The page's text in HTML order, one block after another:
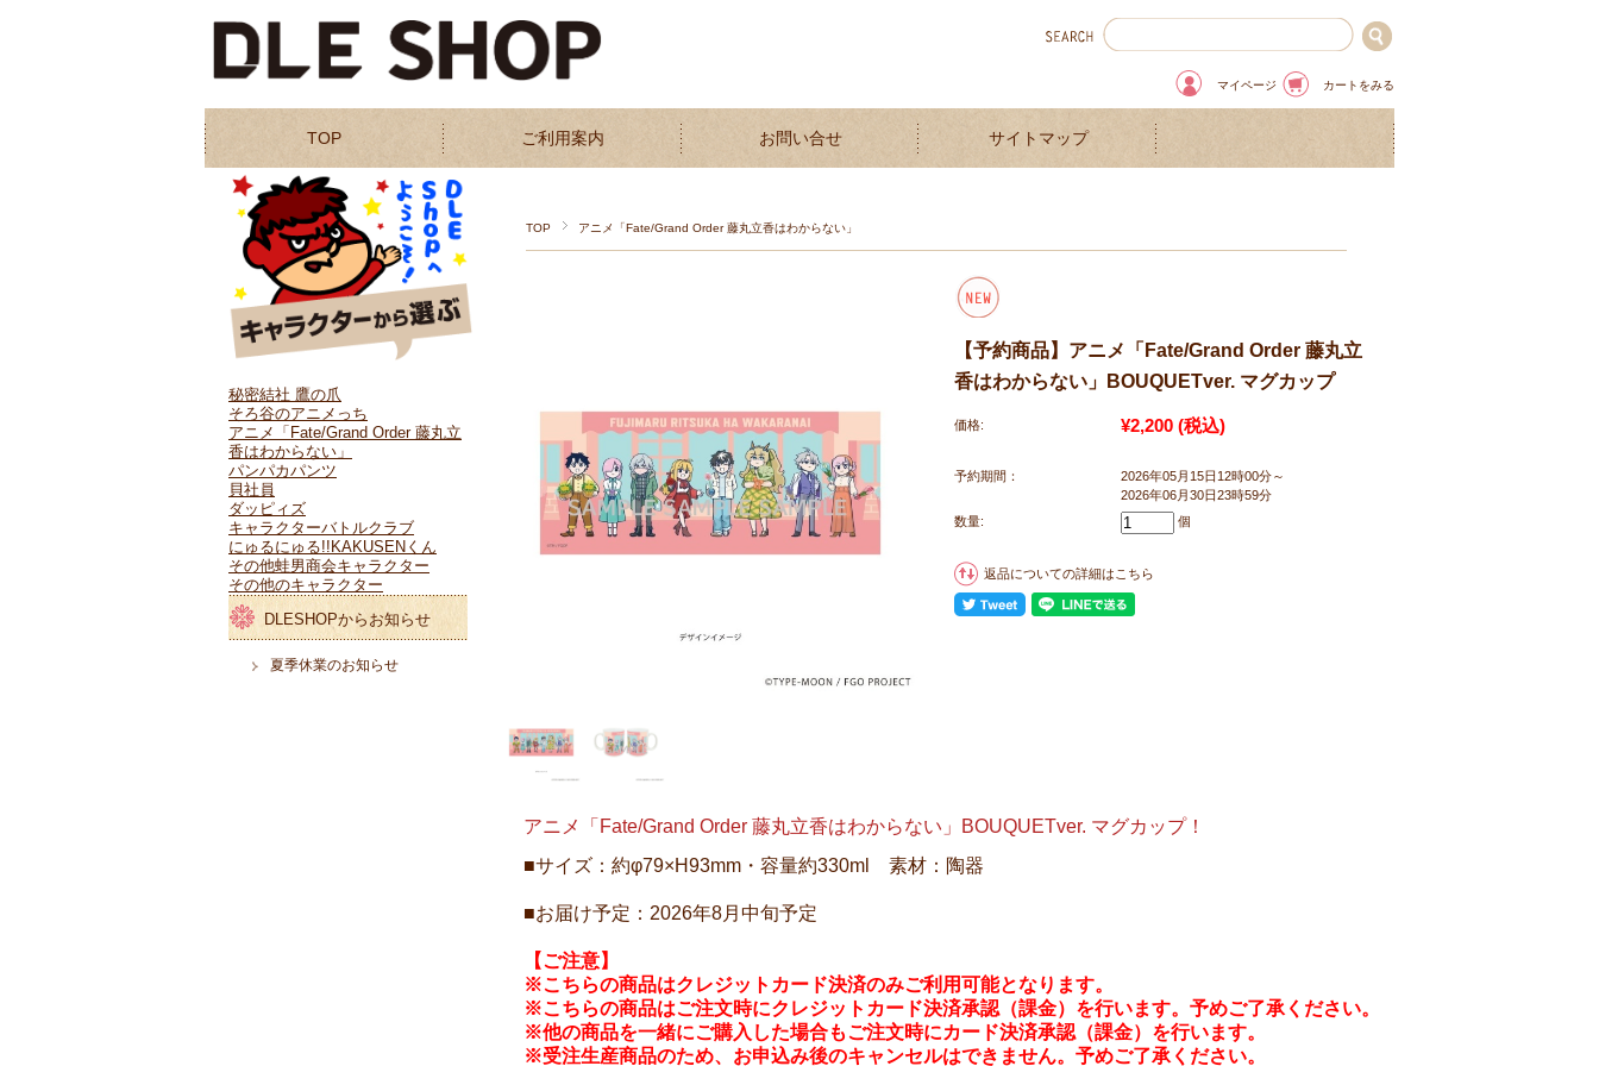
マイページ カートをみる
TOP ご利用案内 お問い合せ サイトマップ
TOP アニメ「Fate/Grand Order 藤丸立香はわからない」
【予約商品】アニメ「Fate/Grand Order 藤丸立
香はわからない」BOUQUETver. マグカップ
価格: ¥2,200 (税込)
予約期間：
2026年05月15日12時00分～
2026年06月30日23時59分
数量:
個
返品についての詳細はこちら
アニメ「Fate/Grand Order 藤丸立香はわからない」BOUQUETver. マグカップ！
■サイズ：約φ79×H93mm・容量約330ml 素材：陶器
■お届け予定：2026年8月中旬予定
【ご注意】
※こちらの商品はクレジットカード決済のみご利用可能となります。
※こちらの商品はご注文時にクレジットカード決済承認（課金）を行います。予めご了承ください。
※他の商品を一緒にご購入した場合もご注文時にカード決済承認（課金）を行います。
※受注生産商品のため、お申込み後のキャンセルはできません。予めご了承ください。
秘密結社 鷹の爪
そろ谷のアニメっち
アニメ「Fate/Grand Order 藤丸立
香はわからない」
パンパカパンツ
貝社員
ダッピィズ
キャラクターバトルクラブ
にゅるにゅる!!KAKUSENくん
その他蛙男商会キャラクター
その他のキャラクター
DLESHOPからお知らせ
夏季休業のお知らせ